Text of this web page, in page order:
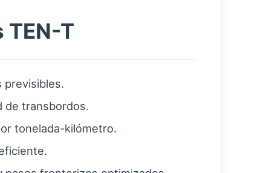
T
previsibles.
de transbordos.
tonelada-kilómetro.